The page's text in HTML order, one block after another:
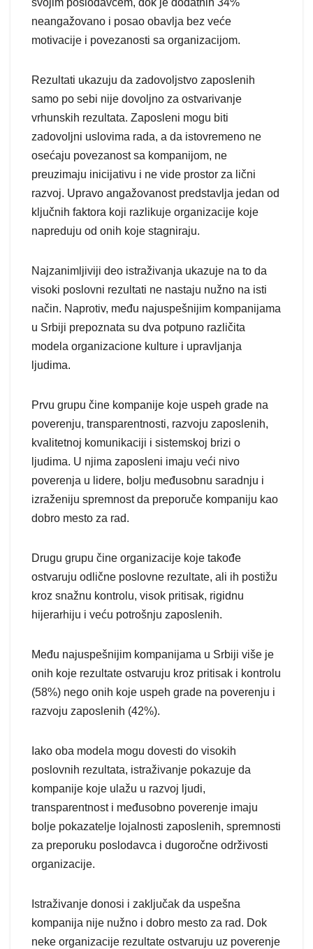
svojim poslodavcem, dok je dodatnih 34%
neangažovano i posao obavlja bez veće
motivacije i povezanosti sa organizacijom.
Rezultati ukazuju da zadovoljstvo zaposlenih
samo po sebi nije dovoljno za ostvarivanje
vrhunskih rezultata. Zaposleni mogu biti
zadovoljni uslovima rada, a da istovremeno ne
osećaju povezanost sa kompanijom, ne
preuzimaju inicijativu i ne vide prostor za lični
razvoj. Upravo angažovanost predstavlja jedan od
ključnih faktora koji razlikuje organizacije koje
napreduju od onih koje stagniraju.
Najzanimljiviji deo istraživanja ukazuje na to da
visoki poslovni rezultati ne nastaju nužno na isti
način. Naprotiv, među najuspešnijim kompanijama
u Srbiji prepoznata su dva potpuno različita
modela organizacione kulture i upravljanja
ljudima.
Prvu grupu čine kompanije koje uspeh grade na
poverenju, transparentnosti, razvoju zaposlenih,
kvalitetnoj komunikaciji i sistemskoj brizi o
ljudima. U njima zaposleni imaju veći nivo
poverenja u lidere, bolju međusobnu saradnju i
izraženiju spremnost da preporuče kompaniju kao
dobro mesto za rad.
Drugu grupu čine organizacije koje takođe
ostvaruju odlične poslovne rezultate, ali ih postižu
kroz snažnu kontrolu, visok pritisak, rigidnu
hijerarhiju i veću potrošnju zaposlenih.
Među najuspešnijim kompanijama u Srbiji više je
onih koje rezultate ostvaruju kroz pritisak i kontrolu
(58%) nego onih koje uspeh grade na poverenju i
razvoju zaposlenih (42%).
Iako oba modela mogu dovesti do visokih
poslovnih rezultata, istraživanje pokazuje da
kompanije koje ulažu u razvoj ljudi,
transparentnost i međusobno poverenje imaju
bolje pokazatelje lojalnosti zaposlenih, spremnosti
za preporuku poslodavca i dugoročne održivosti
organizacije.
Istraživanje donosi i zaključak da uspešna
kompanija nije nužno i dobro mesto za rad. Dok
neke organizacije rezultate ostvaruju uz poverenje